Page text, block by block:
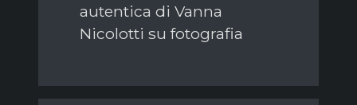
autentica di Vanna
Nicolotti su fotografia